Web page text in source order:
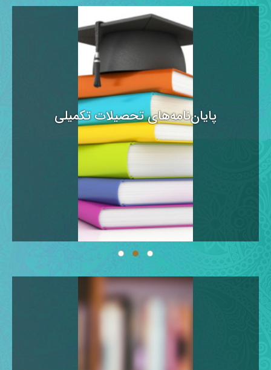
پایان‌نامه‌های تحصیلات تکمیلی